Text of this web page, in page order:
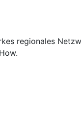
regionales